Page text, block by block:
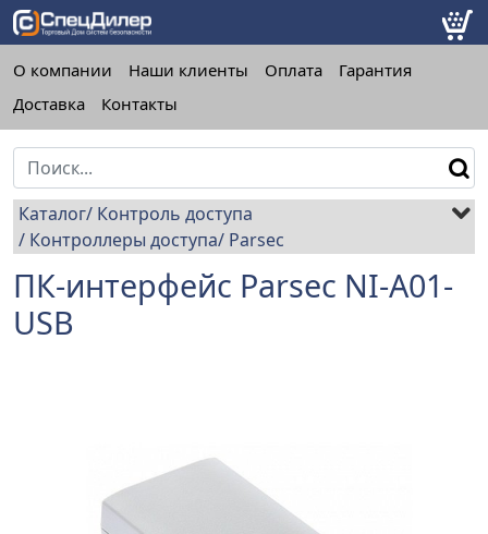
О компании Наши клиенты Оплата
Гарантия
Доставка
Контакты
Каталог Контроль доступа
Контроллеры доступа Parsec
ПК-интерфейс Parsec NI-A01-
USB